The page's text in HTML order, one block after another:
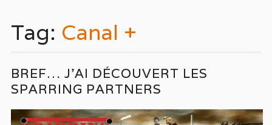
Tag: Canal +
BREF… J’AI DÉCOUVERT LES
SPARRING PARTNERS